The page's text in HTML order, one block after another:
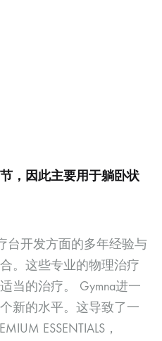
，因此主要用于躺卧状
台开发方面的多年经验与
。这些专业的物理治疗
当的治疗。 Gymna进一
新的水平。这导致了一
ESSENTIALS，